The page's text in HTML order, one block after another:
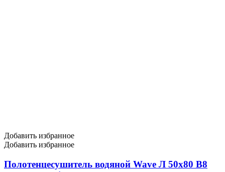
Добавить избранное
Добавить избранное
Полотенцесушитель водяной Wave Л 50х80 В8